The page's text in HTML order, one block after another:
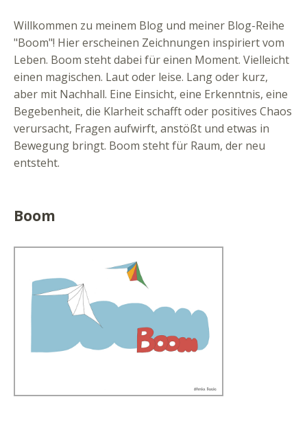
Willkommen zu meinem Blog und meiner Blog-Reihe
"Boom"! Hier erscheinen Zeichnungen inspiriert vom
Leben. Boom steht dabei für einen Moment. Vielleicht
einen magischen. Laut oder leise. Lang oder kurz,
aber mit Nachhall. Eine Einsicht, eine Erkenntnis, eine
Begebenheit, die Klarheit schafft oder positives Chaos
verursacht, Fragen aufwirft, anstößt und etwas in
Bewegung bringt. Boom steht für Raum, der neu
entsteht.
Boom